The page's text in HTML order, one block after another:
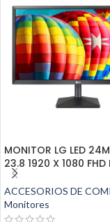
MONITOR LG LED
23.8 1920 X 1080 FHD
ACCESORIOS DE
Monitores